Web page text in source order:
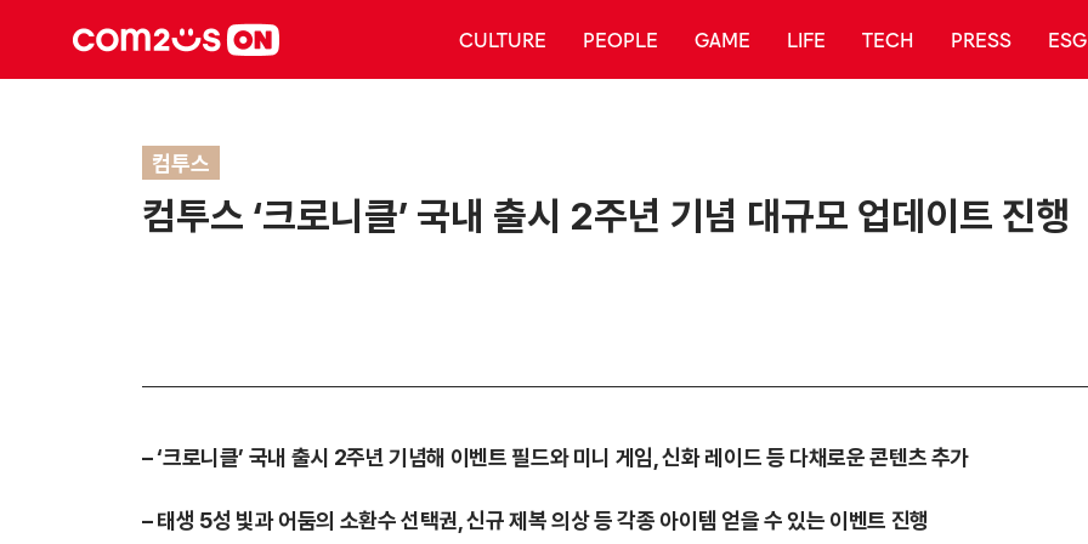
CULTURE PEOPLE GAME LIFE TECH PRESS ESG
컴투스
컴투스 ‘크로니클’ 국내 출시 2주년 기념 대규모 업데이트 진행
– ‘크로니클’ 국내 출시 2주년 기념해 이벤트 필드와 미니 게임, 신화 레이드 등 다채로운 콘텐츠 추가
– 태생 5성 빛과 어둠의 소환수 선택권, 신규 제복 의상 등 각종 아이템 얻을 수 있는 이벤트 진행